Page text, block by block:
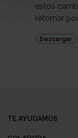
estos
retomar
Descargar
TE AYUDAMOS